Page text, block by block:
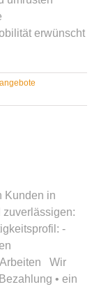
erwünscht
Kunden in
zuverlässigen:
-
Arbeiten Wir
• ein